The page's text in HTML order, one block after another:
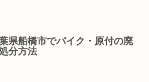
県船橋市でバイク・原付の廃
分方法